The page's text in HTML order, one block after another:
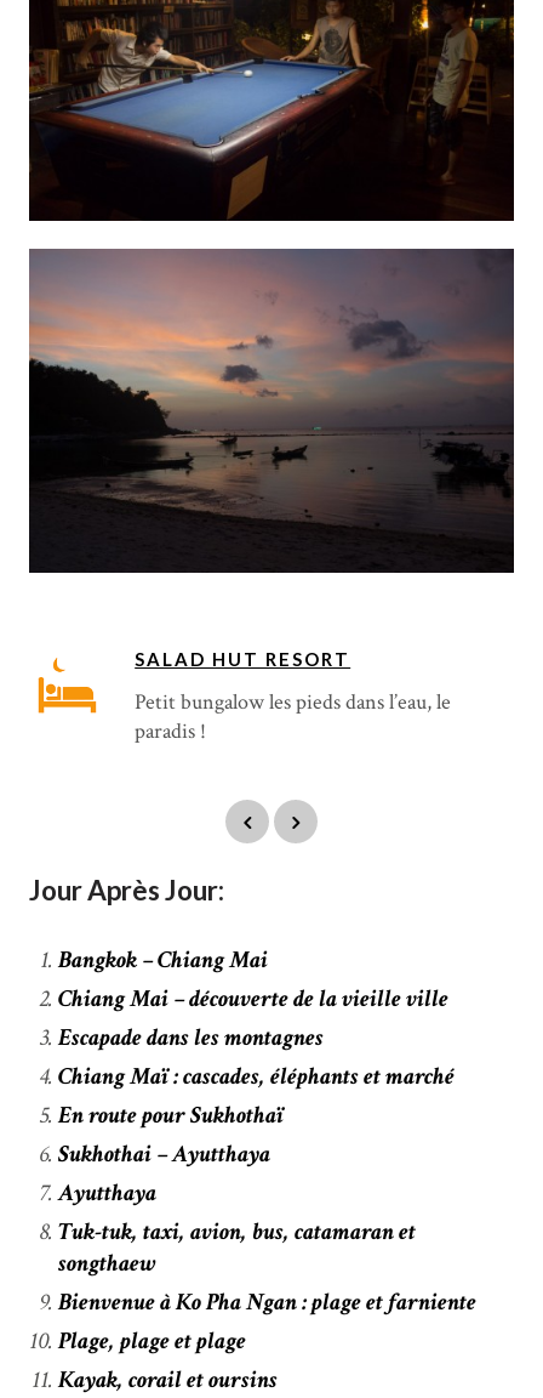
SALAD HUT RESORT
Petit bungalow les pieds dans l’eau, le
paradis !
Jour Après Jour:
Bangkok – Chiang Mai
Chiang Mai – découverte de la vieille ville
Escapade dans les montagnes
Chiang Maï : cascades, éléphants et marché
En route pour Sukhothaï
Sukhothai – Ayutthaya
Ayutthaya
Tuk-tuk, taxi, avion, bus, catamaran et
songthaew
Bienvenue à Ko Pha Ngan : plage et farniente
Plage, plage et plage
Kayak, corail et oursins